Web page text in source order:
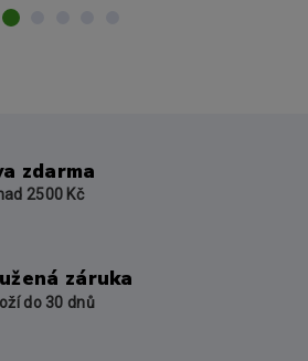
zdarma
2500 Kč
záruka
do 30 dnů